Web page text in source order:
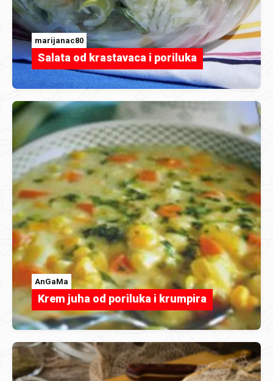
marijanac80
Salata od krastavaca i poriluka
AnGaMa
Krem juha od poriluka i krumpira